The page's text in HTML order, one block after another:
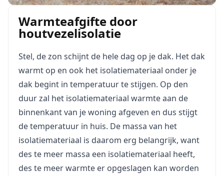
Warmteafgifte door
houtvezelisolatie
Stel, de zon schijnt de hele dag op je dak. Het dak
warmt op en ook het isolatiemateriaal onder je
dak begint in temperatuur te stijgen. Op den
duur zal het isolatiemateriaal warmte aan de
binnenkant van je woning afgeven en dus stijgt
de temperatuur in huis. De massa van het
isolatiemateriaal is daarom erg belangrijk, want
des te meer massa een isolatiemateriaal heeft,
des te meer warmte er opgeslagen kan worden